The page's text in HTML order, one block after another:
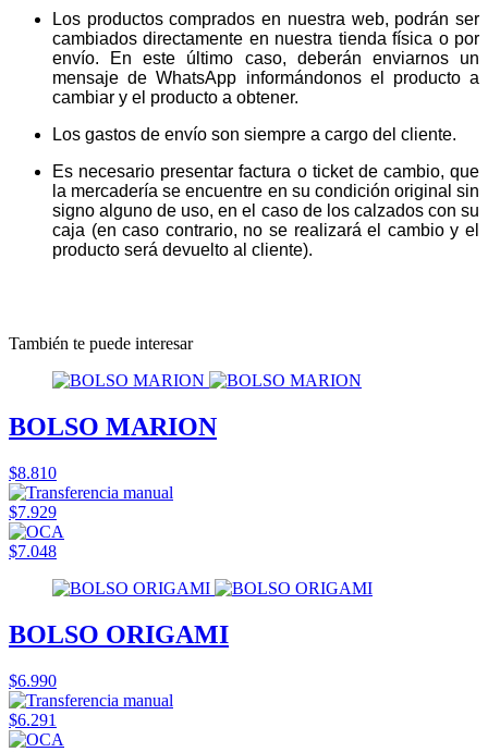
Los productos comprados en nuestra web, podrán ser
cambiados directamente en nuestra tienda física o por
envío. En este último caso, deberán enviarnos un
mensaje de WhatsApp informándonos el producto a
cambiar y el producto a obtener.
Los gastos de envío son siempre a cargo del cliente.
Es necesario presentar factura o ticket de cambio, que
la mercadería se encuentre en su condición original sin
signo alguno de uso, en el caso de los calzados con su
caja (en caso contrario, no se realizará el cambio y el
producto será devuelto al cliente).
También te puede interesar
BOLSO MARION
$8.810
$7.929
$7.048
BOLSO ORIGAMI
$6.990
$6.291